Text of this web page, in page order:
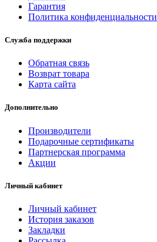
Гарантия
Политика конфиденциальности
Служба поддержки
Обратная связь
Возврат товара
Карта сайта
Дополнительно
Производители
Подарочные сертификаты
Партнерская программа
Акции
Личный кабинет
Личный кабинет
История заказов
Закладки